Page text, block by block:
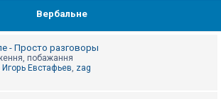
Вербальне
- Просто разговоры
побажання
Игорь Евстафьев, zag